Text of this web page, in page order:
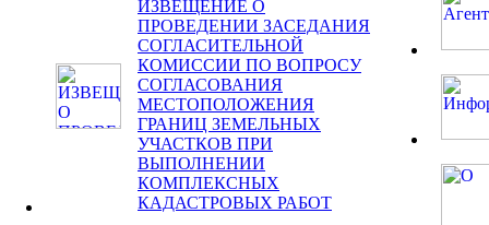
ИЗВЕЩЕНИЕ О
ПРОВЕДЕНИИ ЗАСЕДАНИЯ
СОГЛАСИТЕЛЬНОЙ
КОМИССИИ ПО ВОПРОСУ
СОГЛАСОВАНИЯ
МЕСТОПОЛОЖЕНИЯ
ГРАНИЦ ЗЕМЕЛЬНЫХ
УЧАСТКОВ ПРИ
ВЫПОЛНЕНИИ
КОМПЛЕКСНЫХ
КАДАСТРОВЫХ РАБОТ